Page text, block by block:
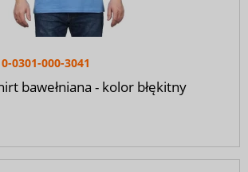
0-0301-000-3041
bawełniana - kolor błękitny